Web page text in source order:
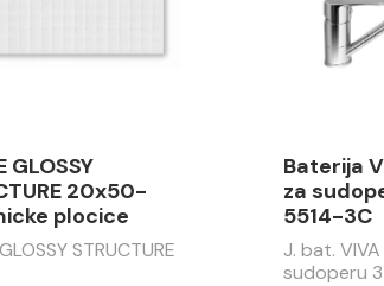
GLOSSY
20x50-
plocice
STRUCTURE
Baterija
za
5514-3C
J. bat.
sudoperu